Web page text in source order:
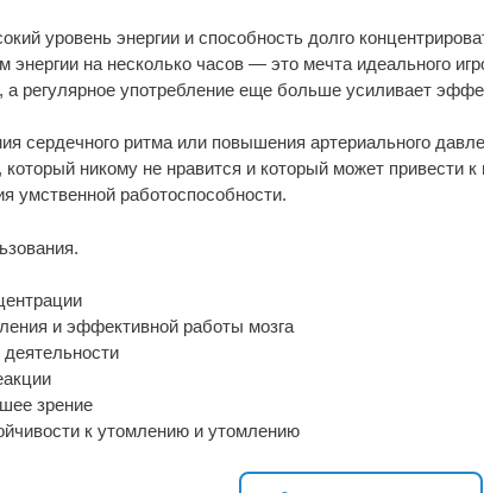
уровень энергии и способность долго
энергии на несколько часов — это мечта идеального
а регулярное употребление еще больше усиливает
сердечного ритма или повышения артериального
никому не нравится и который может привести
умственной работоспособности.
и эффективной работы мозга
зрение
к утомлению и утомлению